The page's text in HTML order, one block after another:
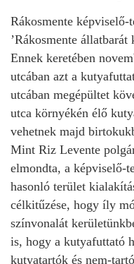
Rákosmente képviselő-
’Rákosmente
Ennek keretében
utcában azt a
utcában megépültet
utca környékén élő
vehetnek majd
Mint Riz Levente
elmondta, a képviselő-
hasonló terület
célkitűzése, hogy íly
színvonalát
is, hogy a kutyafuttató
kutyatartók és nem-